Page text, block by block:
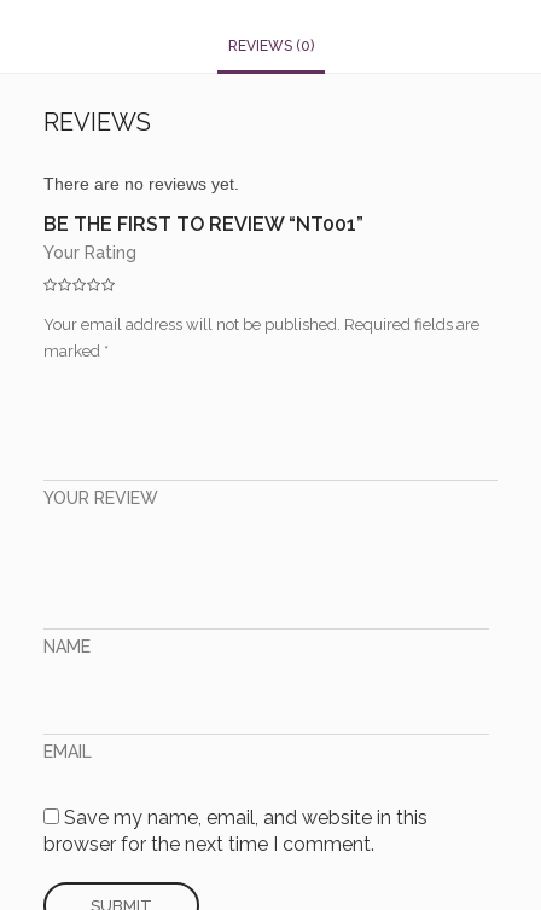
REVIEWS (0)
REVIEWS
There are no reviews yet.
BE THE FIRST TO REVIEW “NT001”
Your email address will not be published. Required fields are
marked *
Your Rating
YOUR REVIEW
NAME
EMAIL
Save my name, email, and website in this
browser for the next time I comment.